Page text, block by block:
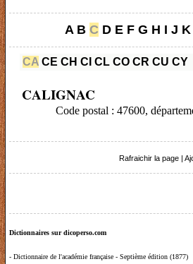
A B C D E F G H I J K
CA CE CH CI CL CO CR CU CY
CALIGNAC
Code postal : 47600,
Rafraichir la page
Dictionnaires sur dicoperso.com
- Dictionnaire de l'académie française - Septième édition (1877)